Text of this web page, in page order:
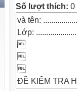
Số lượt thích: 0
và tên:
Lớp:



ĐỀ KIỂM TRA